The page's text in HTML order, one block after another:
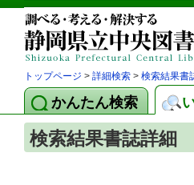
トップページ > 詳細検索 > 検索結果書
かんたん検索
検索結果書誌詳細